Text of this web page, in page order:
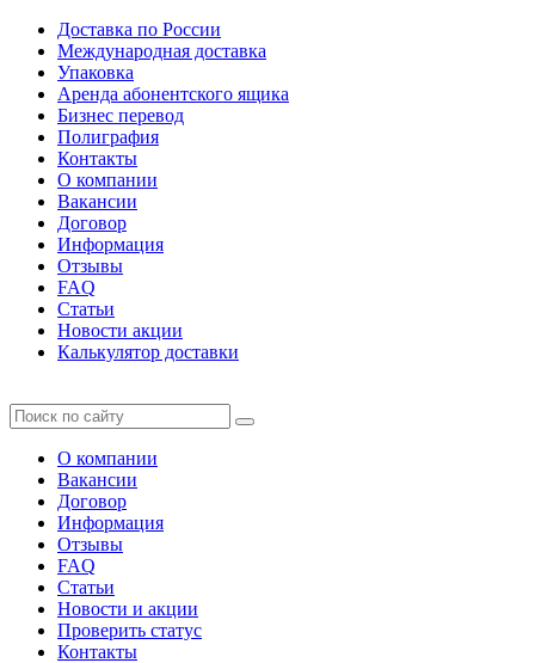
Доставка по России
Международная доставка
Упаковка
Аренда абонентского ящика
Бизнес перевод
Полиграфия
Контакты
О компании
Вакансии
Договор
Информация
Отзывы
FAQ
Статьи
Новости акции
Калькулятор доставки
О компании
Вакансии
Договор
Информация
Отзывы
FAQ
Статьи
Новости и акции
Проверить статус
Контакты